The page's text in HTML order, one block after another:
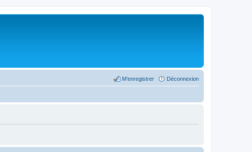
Déconnexion
M’enregistrer